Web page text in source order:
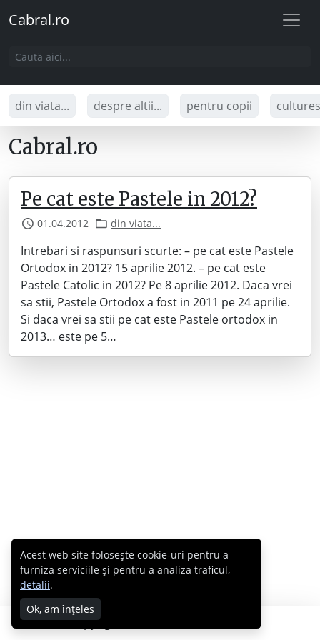
Cabral.ro
din viata... despre altii... pentru copii
Cabral.ro
Pe cat este Pastele in 2012?
01.04.2012 din viata...
Intrebari si raspunsuri scurte: – pe cat este Pastele
Ortodox in 2012? 15 aprilie 2012. – pe cat este
Pastele Catolic in 2012? Pe 8 aprilie 2012. Daca vrei
sa stii, Pastele Ortodox a fost in 2011 pe 24 aprilie.
Si daca vrei sa stii pe cat este Pastele ortodox in
2013… este pe 5…
Copyright © 2007 - 2026 Cabral.ro
Acest web site folosește cookie-uri pentru a
furniza serviciile și pentru a analiza traficul,
detalii.
Ok, am înțeles